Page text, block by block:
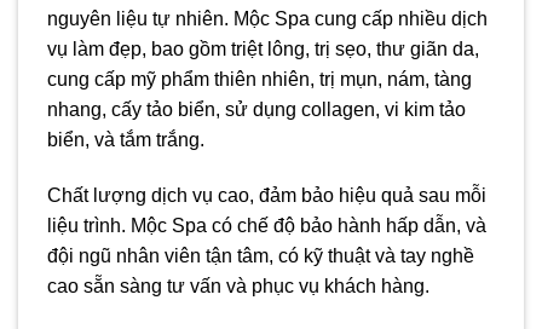
nguyên liệu tự nhiên. Mộc Spa cung cấp nhiều dịch
vụ làm đẹp, bao gồm triệt lông, trị sẹo, thư giãn da,
cung cấp mỹ phẩm thiên nhiên, trị mụn, nám, tàng
nhang, cấy tảo biển, sử dụng collagen, vi kim tảo
biển, và tắm trắng.
Chất lượng dịch vụ cao, đảm bảo hiệu quả sau mỗi
liệu trình. Mộc Spa có chế độ bảo hành hấp dẫn, và
đội ngũ nhân viên tận tâm, có kỹ thuật và tay nghề
cao sẵn sàng tư vấn và phục vụ khách hàng.